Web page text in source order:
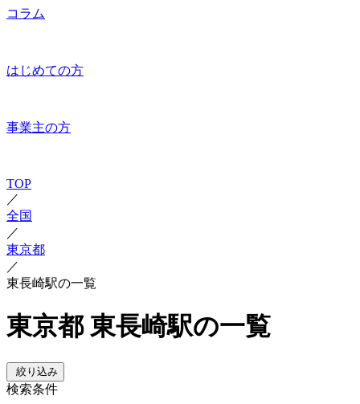
コラム
はじめての方
事業主の方
TOP
／
全国
／
東京都
／
東長崎駅の一覧
東京都 東長崎駅の一覧
絞り込み
検索条件